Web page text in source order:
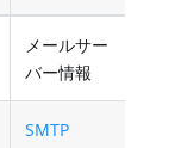
メールサー
バー情報
SMTP